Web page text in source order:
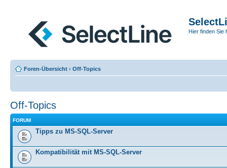
Hier finden Sie
Foren-Übersicht ‹ Off-Topics
Off-Topics
FORUM
Tipps zu MS-SQL-Server
Kompatibilität mit MS-SQL-Server